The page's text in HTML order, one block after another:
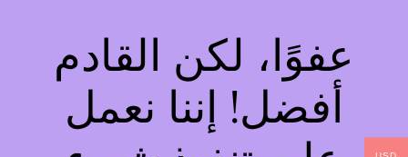
عفوًا، لكن القادم
أفضل! إننا نعمل